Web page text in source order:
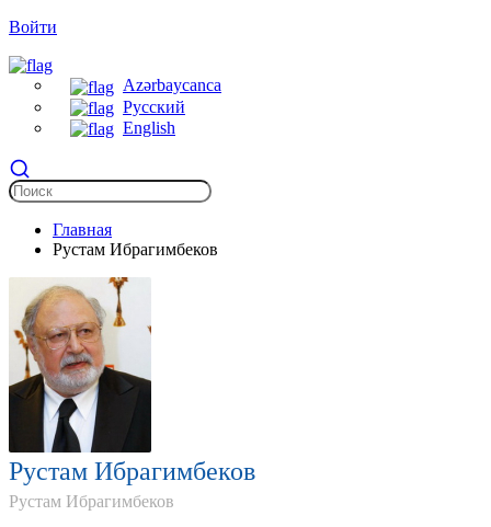
Войти
Azərbaycanca
Русский
English
Главная
Рустам Ибрагимбеков
Рустам Ибрагимбеков
Рустам Ибрагимбеков